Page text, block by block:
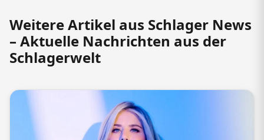
Weitere Artikel aus Schlager News
– Aktuelle Nachrichten aus der
Schlagerwelt